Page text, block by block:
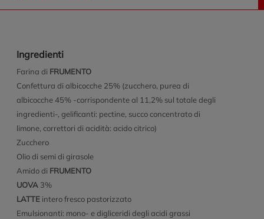
Ingredienti
Farina di FRUMENTO
Confettura di albicocche 25% (zucchero, purea di
albicocche 45% -corrispondente al 11,2% sul totale degli
ingredienti-, gelificanti: pectine, succo concentrato di
limone, correttori di acidità: acido citrico)
Zucchero
Olio di semi di girasole
Amido di FRUMENTO
UOVA3%
LATTEintero fresco pastorizzato
Emulsionanti: mono- e digliceridi degli acidi grassi